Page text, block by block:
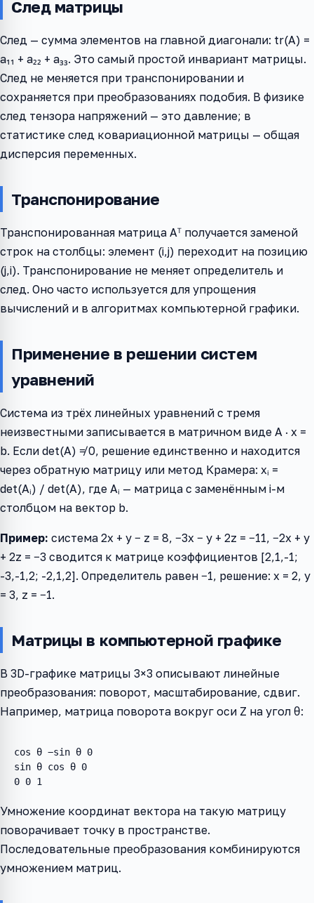
След матрицы
След — сумма элементов на главной диагонали: tr(A) =
a₁₁ + a₂₂ + a₃₃. Это самый простой инвариант матрицы.
След не меняется при транспонировании и
сохраняется при преобразованиях подобия. В физике
след тензора напряжений — это давление; в
статистике след ковариационной матрицы — общая
дисперсия переменных.
Транспонирование
Транспонированная матрица Aᵀ получается заменой
строк на столбцы: элемент (i,j) переходит на позицию
(j,i). Транспонирование не меняет определитель и
след. Оно часто используется для упрощения
вычислений и в алгоритмах компьютерной графики.
Применение в решении систем
уравнений
Система из трёх линейных уравнений с тремя
неизвестными записывается в матричном виде A · x =
b. Если det(A) ≠ 0, решение единственно и находится
через обратную матрицу или метод Крамера: xᵢ =
det(Aᵢ) / det(A), где Aᵢ — матрица с заменённым i-м
столбцом на вектор b.
Пример: система 2x + y − z = 8, −3x − y + 2z = −11, −2x + y
+ 2z = −3 сводится к матрице коэффициентов [2,1,-1;
-3,-1,2; -2,1,2]. Определитель равен −1, решение: x = 2, y
= 3, z = −1.
Матрицы в компьютерной графике
В 3D-графике матрицы 3×3 описывают линейные
преобразования: поворот, масштабирование, сдвиг.
Например, матрица поворота вокруг оси Z на угол θ:
cos θ −sin θ 0
sin θ cos θ 0
0 0 1
Умножение координат вектора на такую матрицу
поворачивает точку в пространстве.
Последовательные преобразования комбинируются
умножением матриц.